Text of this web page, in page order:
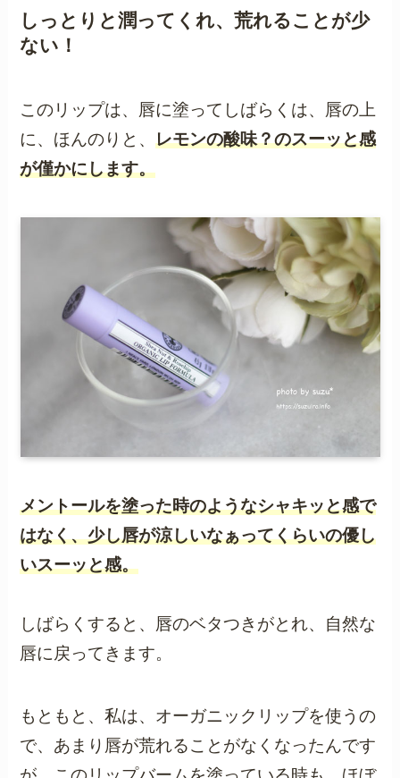
しっとりと潤ってくれ、荒れることが少
ない！
このリップは、唇に塗ってしばらくは、唇の上
に、ほんのりと、レモンの酸味？のスーッと感
が僅かにします。
メントールを塗った時のようなシャキッと感で
はなく、少し唇が涼しいなぁってくらいの優し
いスーッと感。
しばらくすると、唇のベタつきがとれ、自然な
唇に戻ってきます。
もともと、私は、オーガニックリップを使うの
で、あまり唇が荒れることがなくなったんです